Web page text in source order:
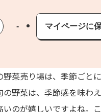
PARK とは
-
マイページに
保存済み
野菜売り場は、季節ごと
野菜は、季節感を味わ
いのが嬉しいですよね。